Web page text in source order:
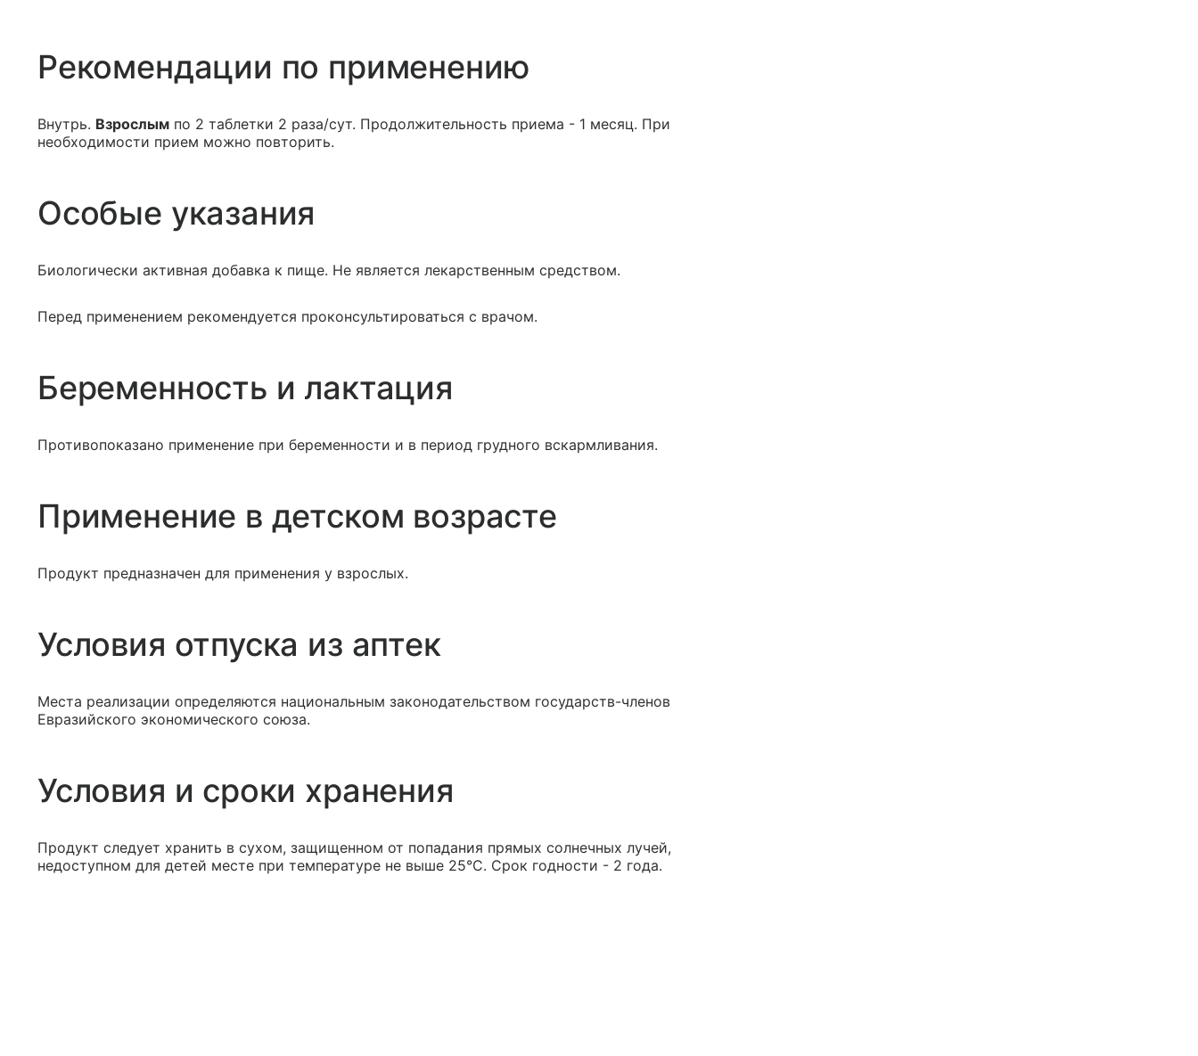
Рекомендации по применению
Внутрь. Взрослым по 2 таблетки 2 раза/сут. Продолжительность приема - 1 месяц. При
необходимости прием можно повторить.
Особые указания
Биологически активная добавка к пище. Не является лекарственным средством.
Перед применением рекомендуется проконсультироваться с врачом.
Беременность и лактация
Противопоказано применение при беременности и в период грудного вскармливания.
Применение в детском возрасте
Продукт предназначен для применения у взрослых.
Условия отпуска из аптек
Места реализации определяются национальным законодательством государств-членов
Евразийского экономического союза.
Условия и сроки хранения
Продукт следует хранить в сухом, защищенном от попадания прямых солнечных лучей,
недоступном для детей месте при температуре не выше 25°С. Срок годности - 2 года.